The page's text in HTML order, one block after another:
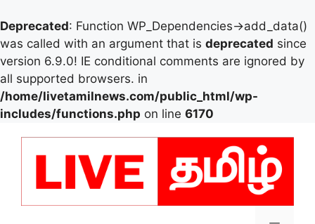
Deprecated: Function WP_Dependencies->add_data()
was called with an argument that is deprecated since
version 6.9.0! IE conditional comments are ignored by
all supported browsers. in
/home/livetamilnews.com/public_html/wp-
includes/functions.php on line 6170